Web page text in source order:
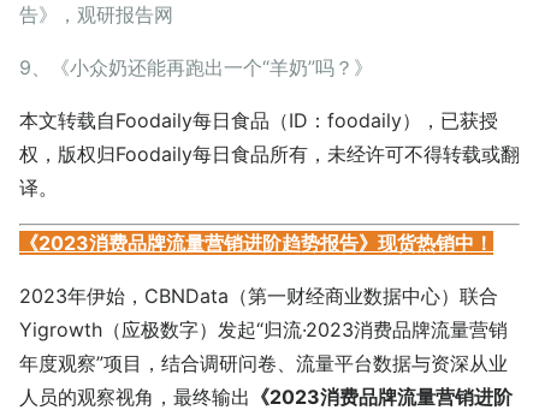
告》，观研报告网
9、《小众奶还能再跑出一个“羊奶”吗？》
本文转载自Foodaily每日食品 （ID：foodaily），已获授
权，版权归Foodaily每日食品所有，未经许可不得转载或翻
译。
《2023消费品牌流量营销进阶趋势报告》现货热销中！
2023年伊始，CBNData（第一财经商业数据中心）联合
Yigrowth（应极数字）发起“归流·2023消费品牌流量营销
年度观察”项目，结合调研问卷、流量平台数据与资深从业
人员的观察视角，最终输出 《2023消费品牌流量营销进阶